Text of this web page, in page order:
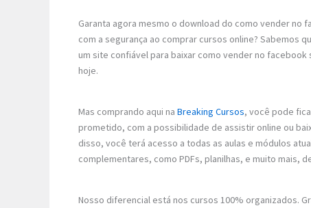
Garanta agora mesmo o download do como vender no
com a segurança ao comprar cursos online?
um site confiável para baixar como vender no
hoje.
Mas comprando aqui na Breaking Cursos, você pode
prometido, com a possibilidade de assistir online ou
disso, você terá acesso a todas as aulas e módulos
complementares, como PDFs, planilhas, e muito mais,
Nosso diferencial está nos cursos 100% organizados.